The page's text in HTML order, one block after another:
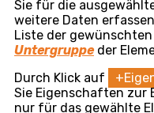
Untergruppe
Unternehmen–
das sich das Element
ein konkretes
Sie das benötigte
haben, können Sie